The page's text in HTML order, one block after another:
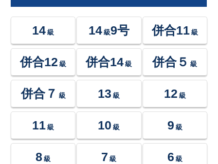
14 級 14級9号 併合11 級
併合12 級 併合14 級 併合５ 級
併合７ 級 13 級 12 級
11 級 10 級 9 級
8 級 7 級 6 級